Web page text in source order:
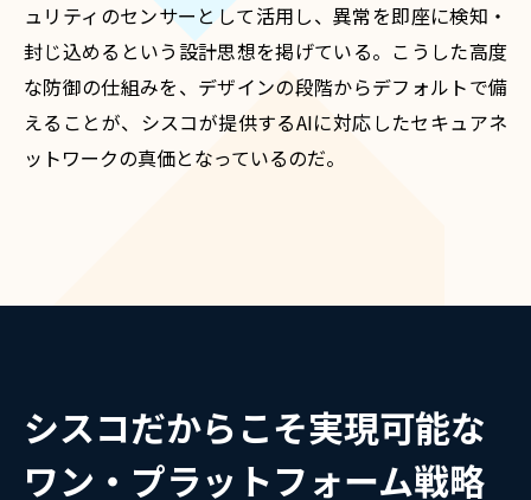
ュリティのセンサーとして活用し、異常を即座に検知・
封じ込めるという設計思想を掲げている。こうした高度
な防御の仕組みを、デザインの段階からデフォルトで備
えることが、シスコが提供するAIに対応したセキュアネ
ットワークの真価となっているのだ。
シスコだからこそ実現可能な
ワン・プラットフォーム戦略